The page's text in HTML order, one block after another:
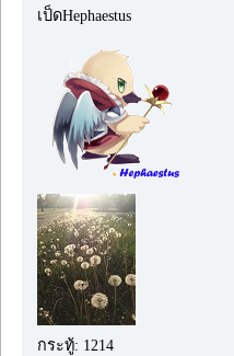
เป็ดHephaestus
กระทู้: 1214